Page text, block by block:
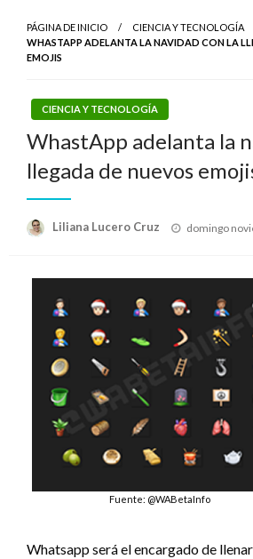
PÁGINA DE INICIO
CIENCIA Y TECNOLOGÍA
WHASTAPP ADELANTA LA NAVIDAD CON LA
EMOJIS
CIENCIA Y TECNOLOGÍA
WhastApp adelanta la
llegada de nuevos
Liliana Lucero Cruz
Publicado
domingo
Fuente: @WABetaInfo
Whatsapp será el encargado de